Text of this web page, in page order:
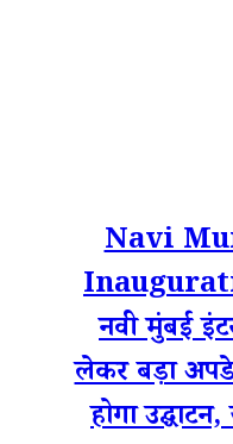
Navi
नवी मुंबई
लेकर बड़ा
होगा